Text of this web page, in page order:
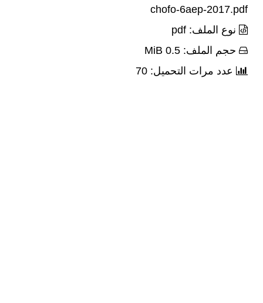
chofo-6aep-2017.pdf
نوع الملف: pdf
حجم الملف: 0.5 MiB
عدد مرات التحميل: 70